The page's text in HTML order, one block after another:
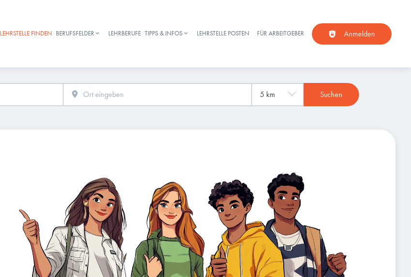
Haupt-Navigation
LEHRSTELLE FINDEN BERUFSFELDER LEHRBERUFE TIPPS & INFOS LEHRSTELLE POSTEN FÜR ARBEITGEBER Anmelden
Suchen